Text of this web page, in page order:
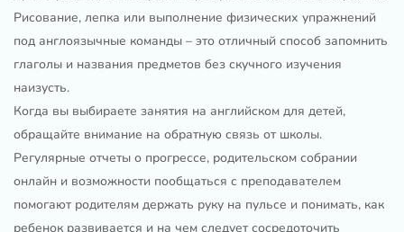
Рисование, лепка или выполнение физических упражнений
под англоязычные команды – это отличный способ запомнить
глаголы и названия предметов без скучного изучения
наизусть.
Когда вы выбираете занятия на английском для детей,
обращайте внимание на обратную связь от школы.
Регулярные отчеты о прогрессе, родительском собрании
онлайн и возможности пообщаться с преподавателем
помогают родителям держать руку на пульсе и понимать, как
ребенок развивается и на чем следует сосредоточить